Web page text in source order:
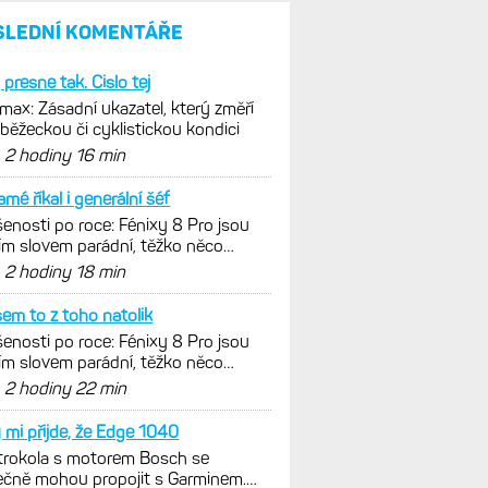
KOMENTÁŘE
presne tak. Cislo tej
Zásadní ukazatel, který změří
či cyklistickou kondici
2 hodiny 16 min
říkal i generální šéf
po roce: Fénixy 8 Pro jsou
slovem parádní, těžko něco
Ale ta nositelnost
2 hodiny 18 min
to z toho natolik
po roce: Fénixy 8 Pro jsou
slovem parádní, těžko něco
Ale ta nositelnost
2 hodiny 22 min
mi přijde, že Edge 1040
s motorem Bosch se
mohou propojit s Garminem.